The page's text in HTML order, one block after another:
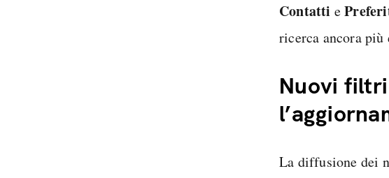
Contatti e
ricerca ancora più
Nuovi
La diffusione dei